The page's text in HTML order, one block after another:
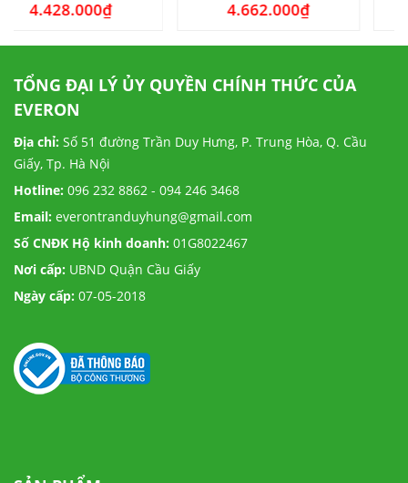
TỔNG ĐẠI LÝ ỦY QUYỀN CHÍNH THỨC CỦA
EVERON
Địa chỉ: Số 51 đường Trần Duy Hưng, P. Trung Hòa, Q. Cầu
Giấy, Tp. Hà Nội
Hotline: 096 232 8862 - 094 246 3468
Email: everontranduyhung@gmail.com
Số CNĐK Hộ kinh doanh: 01G8022467
Nơi cấp: UBND Quận Cầu Giấy
Ngày cấp: 07-05-2018